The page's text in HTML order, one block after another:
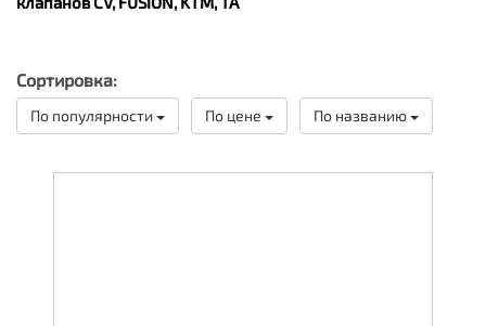
Сортировка:
По популярности По цене По названию